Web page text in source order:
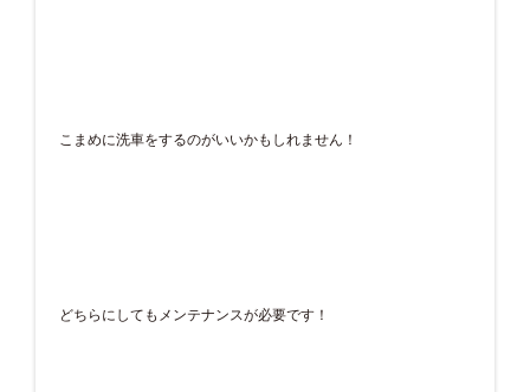
こまめに洗車をするのがいいかもしれません！
どちらにしてもメンテナンスが必要です！